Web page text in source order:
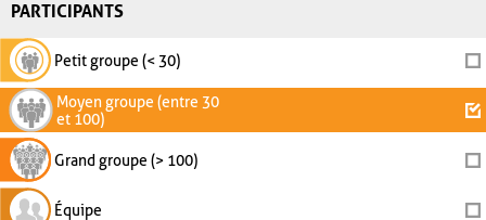
PARTICIPANTS
Petit groupe (< 30)
Moyen groupe (entre 30
et 100)
Grand groupe (> 100)
Équipe